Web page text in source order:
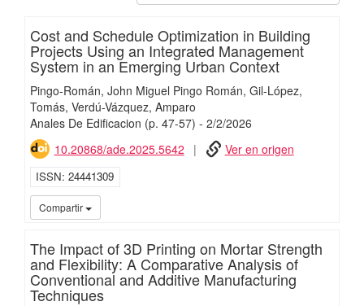
Cost and Schedule Optimization in Building
Projects Using an Integrated Management
System in an Emerging Urban Context
Pingo-Román, John Miguel Pingo Román Gil-López,
Tomás Verdú-Vázquez, Amparo
Anales De Edificacion (p. 47-57) - 2/2/2026
10.20868/ade.2025.5642
Ver en origen
ISSN 24441309
Compartir
The Impact of 3D Printing on Mortar Strength
and Flexibility: A Comparative Analysis of
Conventional and Additive Manufacturing
Techniques